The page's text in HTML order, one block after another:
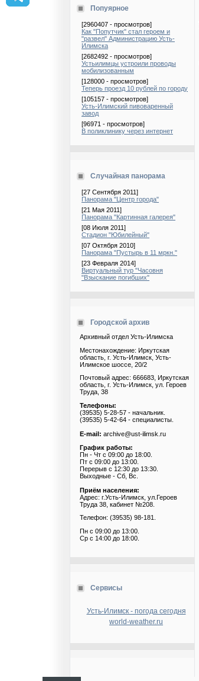
Попуярное
[2960407 - просмотров]
Как "Попутчик" стал героем и
"развел" Администрацию Усть-
Илимска
[2682492 - просмотров]
Устьилимцы устроили проводы
мобилизованным
[128000 - просмотров]
Теперь проезд 10 рублей по городу
[105157 - просмотров]
Усть-Илимский пивоваренный
завод
[96971 - просмотров]
В поликлинику через интернет
Случайная панорама
[27 Сентября 2011]
Панорама "Центр города"
[21 Мая 2011]
Панорама "Картинная галерея"
[08 Июля 2011]
Стадион "Юбилейный"
[07 Октября 2010]
Панорама "Пустырь в 11 мркн."
[23 Февраля 2014]
Виртуальный тур "Часовня
"Взыскание погибших"
Городской архив
Архивный отдел Усть-Илимска
Местонахождение: Иркутская
область, г. Усть-Илимск, Усть-
Илимское шоссе, 20/2
Почтовый адрес: 666683, Иркутская
область, г. Усть-Илимск, ул. Героев
Труда, 38
Телефоны:
(39535) 5-28-57 - начальник.
(39535) 5-42-64 - специалисты.
E-mail: archive@ust-ilimsk.ru
График работы:
Пн - Чт с 09:00 до 18:00.
Пт с 09:00 до 13:00.
Перерыв с 12:30 до 13:30.
Выходные - Сб, Вс.
Приём населения:
Адрес: г.Усть-Илимск, ул.Героев
Труда 38, кабинет №208.
Телефон: (39535) 98-181.
Пн с 09:00 до 13:00.
Ср с 14:00 до 18:00.
Сервисы
Усть-Илимск - погода сегодня
world-weather.ru